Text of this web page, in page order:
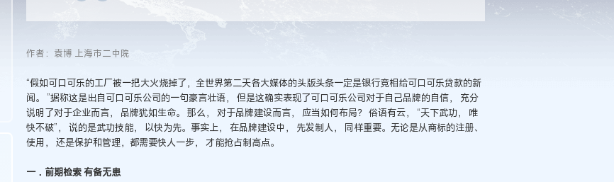
作者：袁博 上海市二中院
“假如可口可乐的工厂被一把大火烧掉了，全世界第二天各大媒体的头版头条一定是银行竞相给可口可乐贷款的新
闻。 ”据称这是出自可口可乐公司的一句豪言壮语， 但是这确实表现了可口可乐公司对于自己品牌的自信， 充分
说明了对于企业而言， 品牌犹如生命。 那么， 对于品牌建设而言， 应当如何布局？ 俗语有云， “天下武功， 唯
快不破”， 说的是武功技能， 以快为先。事实上， 在品牌建设中， 先发制人， 同样重要。无论是从商标的注册、
使用， 还是保护和管理，都需要快人一步， 才能抢占制高点。
一．前期检索 有备无患